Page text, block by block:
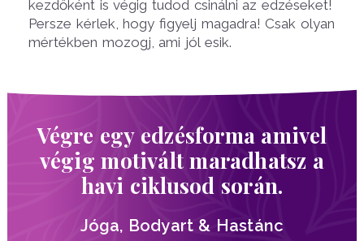
kezdőként is végig tudod csinálni az edzéseket!
Persze kérlek, hogy figyelj magadra! Csak olyan
mértékben mozogj, ami jól esik.
Végre egy edzésforma amivel
végig motivált maradhatsz a
havi ciklusod során.
Jóga, Bodyart & Hastánc